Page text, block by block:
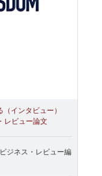
インタビュー）
レビュー論文
ジネス・レビュー編